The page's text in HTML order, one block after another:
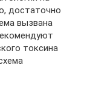
достаточно
вызвана
токсина